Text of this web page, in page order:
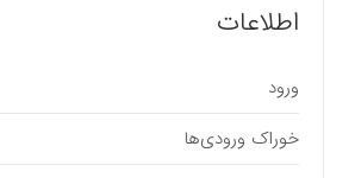
اطلاعات
ورود
خوراک ورودی‌ها